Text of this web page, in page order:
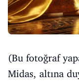
(Bu fotoğraf
Midas, altına